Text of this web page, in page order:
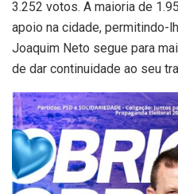
3.252 votos. A maioria de
apoio na cidade, permitindo-
Joaquim Neto segue para
de dar continuidade ao seu